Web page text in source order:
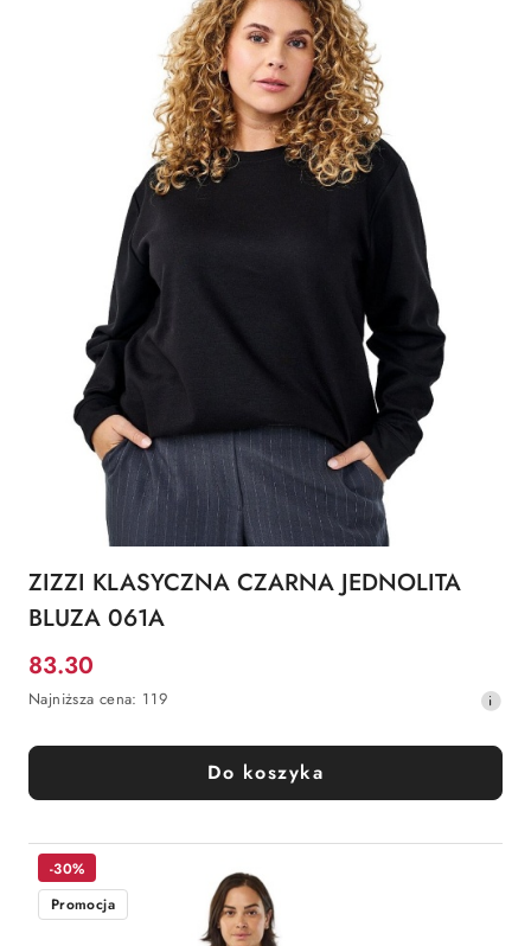
ZIZZI KLASYCZNA CZARNA JEDNOLITA
BLUZA 061A
Cena
promocyjna:
83.30
Najniższa
z
30
przed
Najniższa cena: 119
Do koszyka
-30%
Promocja